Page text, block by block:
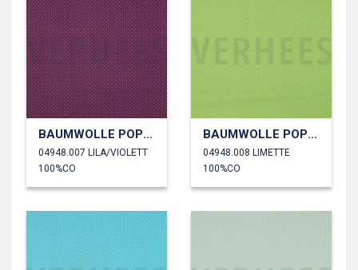
BAUMWOLLE POPELINE KLEINE PUNKTE
04948.007 LILA/VIOLETT
100%CO
BAUMWOLLE POPELINE KLEINE PUNKTE
04948.008 LIMETTE
100%CO